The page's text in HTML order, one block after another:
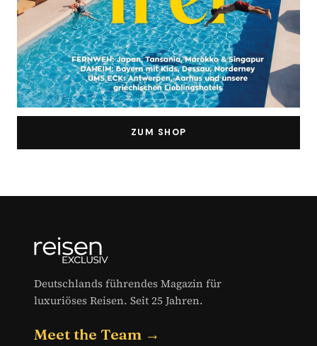
ZUM SHOP
Deutschlands führendes Magazin für
luxuriöses Reisen. Seit 25 Jahren.
Meet the Team →